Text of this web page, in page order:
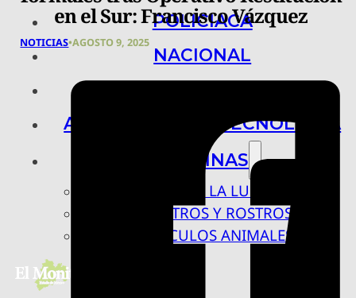
POLICIACA
NACIONAL
ARTE, CIENCIA Y TECNOLOGÍA
COLUMNAS
BAJO LA LUPA
RASTROS Y ROSTROS
VÍNCULOS ANIMALES
en el Sur: Francisco Vázquez
NOTICIAS•AGOSTO 9, 2025